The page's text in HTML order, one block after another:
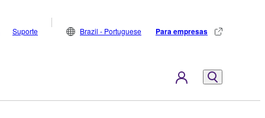
Suporte Brazil - Portuguese Para empresas